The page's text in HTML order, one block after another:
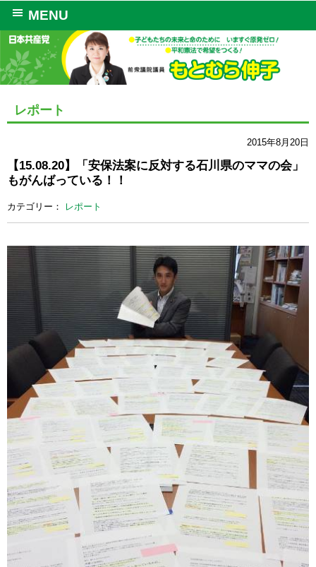
MENU
レポート
2015年8月20日
【15.08.20】「安保法案に反対する石川県のママの会」
もがんばっている！！
カテゴリー： レポート